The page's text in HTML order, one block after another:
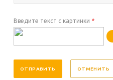
Введите текст с картинки *
ОТМЕНИТЬ